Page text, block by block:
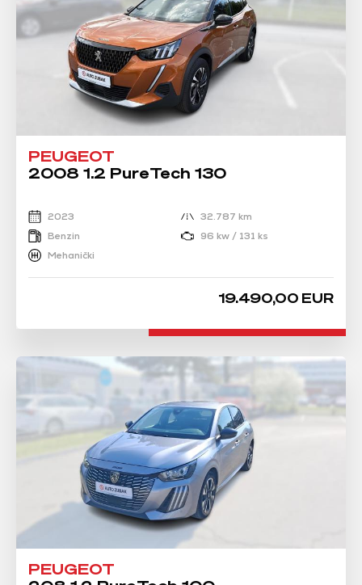
PEUGEOT
2008 1.2 PureTech 130
2023
32.787 km
Benzin
96 kw / 131 ks
Mehanički
19.490,00 EUR
PEUGEOT